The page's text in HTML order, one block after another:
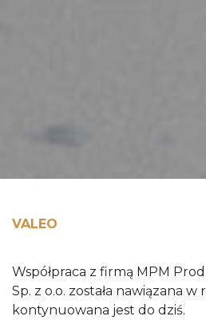
VALEO
Współpraca z firmą MPM
Sp. z o.o. została nawiązana w
kontynuowana jest do dziś.